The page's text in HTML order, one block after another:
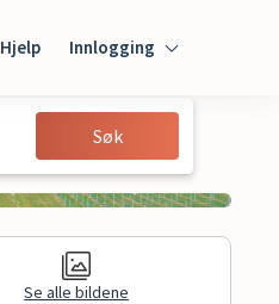
Hjelp Innlogging
Innlogging
Gjest
Søk
Se alle bildene